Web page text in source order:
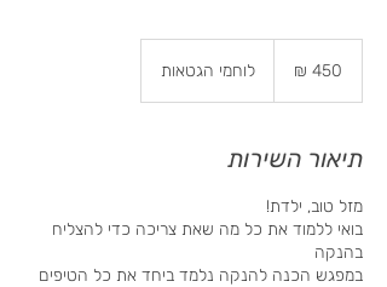
חדשים
לוחמי הגטאות
תיאור השירות
בואי ללמוד את כל מה שאת צריכה כדי להצליח
במפגש הכנה להנקה נלמד ביחד את כל הטיפים